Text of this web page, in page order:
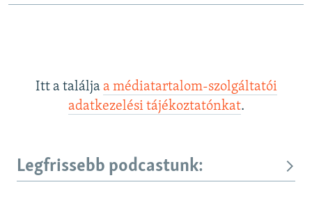
Itt a találja a médiatartalom-szolgáltatói
adatkezelési tájékoztatónkat.
Legfrissebb podcastunk: